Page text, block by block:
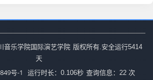
音乐学院国际演艺学院 版权所有.安全运行5414
天
号-1 运行时长：0.106秒 查询信息：22 次